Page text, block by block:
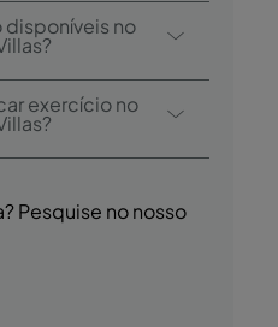
exterior e uma
no
Villas oferece as
(podem ser
exercício no
Pesquise no nosso